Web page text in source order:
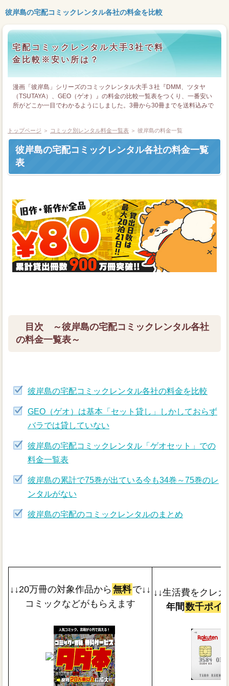
彼岸島の宅配コミックレンタル各社の料金を比較
宅配コミックレンタル大手3社で料
金比較※安い所は？
漫画「彼岸島」シリーズのコミックレンタル大手３社『DMM、ツタヤ
（TSUTAYA）、GEO（ゲオ）』の料金の比較一覧表をつくり、一番安い
所がどこか一目でわかるようにしました。3冊から30冊までを送料込みで
トップページ ＞ コミック別レンタル料金一覧表 ＞ 彼岸島の料金一覧
彼岸島の宅配コミックレンタル各社の料金一覧
表
目次 ～彼岸島の宅配コミックレンタル各社
の料金一覧表～
彼岸島の宅配コミックレンタル各社の料金を比較
GEO（ゲオ）は基本「セット貸し」しかしておらず
バラでは貸していない
彼岸島の宅配コミックレンタル「ゲオセット」での
料金一覧表
彼岸島の累計で75巻が出ている今も34巻～75巻のレ
ンタルがない
彼岸島の宅配のコミックレンタルのまとめ
↓↓20万冊の対象作品から 無料で↓↓
コミックなどがもらえます
↓↓生活費をクレ
年間 数千ポイ